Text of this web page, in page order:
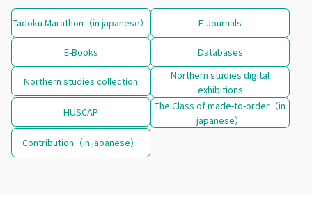
Tadoku Marathon（in japanese） E-Journals
E-Books Databases
Northern studies collection
Northern studies digital
exhibitions
HUSCAP
The Class of made-to-order（in
japanese）
Contribution（in japanese）